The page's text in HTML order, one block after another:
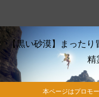
【黒い砂漠】まった
精
本ページはプロモ